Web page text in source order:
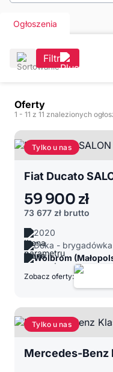
Ogłoszenia
Filtr
Oferty
1 - 11 z 11 znalezionych
Tylko u nas
Fiat Ducato
59 900 zł
73 677 zł brutto
2020
Doka - brygadówka
Wolbrom
Zobacz oferty:
Tylko u nas
Mercedes-Benz